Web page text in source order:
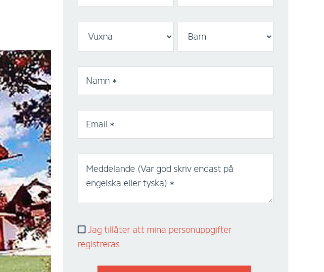
Namn *
Email *
Meddelande (Var god skriv endast på
engelska eller tyska) *
Jag tillåter att mina personuppgifter
registreras